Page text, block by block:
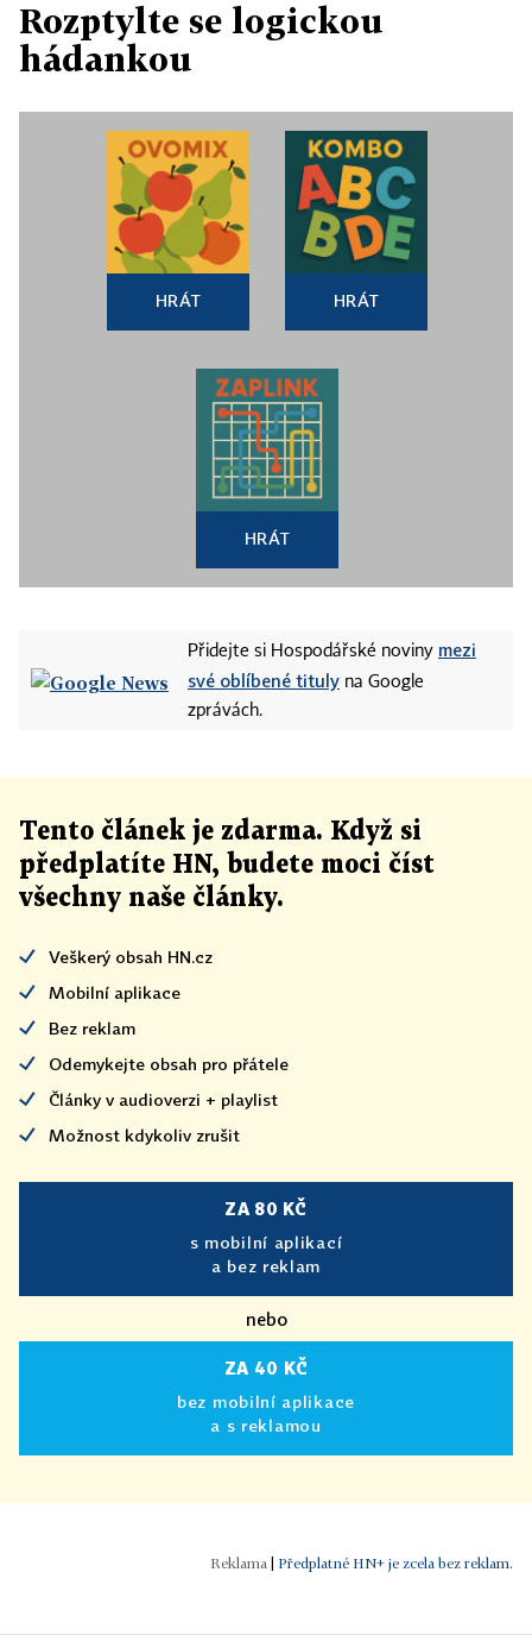
Rozptylte se logickou
hádankou
HRÁT HRÁT
HRÁT
Přidejte si Hospodářské noviny mezi
své oblíbené tituly na Google
zprávách.
Tento článek je zdarma. Když si
předplatíte HN, budete moci číst
všechny naše články.
Veškerý obsah HN.cz
Mobilní aplikace
Bez reklam
Odemykejte obsah pro přátele
Články v audioverzi + playlist
Možnost kdykoliv zrušit
ZA 80 KČ
s mobilní aplikací
a bez reklam
nebo
ZA 40 KČ
bez mobilní aplikace
a s reklamou
Předplatné HN+ je zcela bez reklam.